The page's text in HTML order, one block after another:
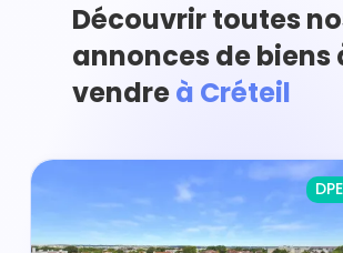
Découvrir toutes
annonces de biens
vendreà Créteil